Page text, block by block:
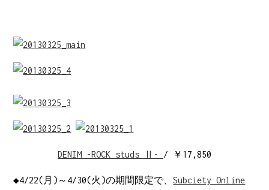
DENIM -ROCK studs Ⅱ- / ￥17,850
◆4/22(月)～4/30(火)の期間限定で、Subciety Online